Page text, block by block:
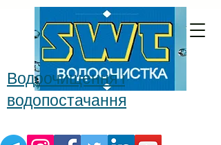
Водоочищення і
водопостачання